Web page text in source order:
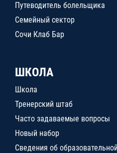
Путеводитель болельщика
Семейный сектор
Сочи Клаб Бар
ШКОЛА
Школа
Тренерский штаб
Часто задаваемые вопросы
Новый набор
Сведения об